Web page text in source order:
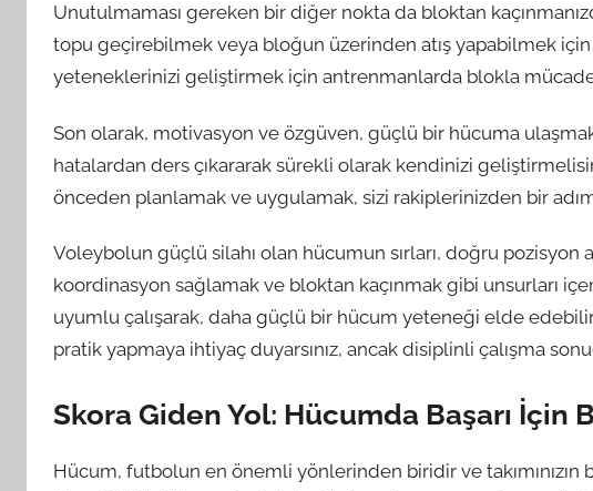
Unutulmaması gereken bir diğer nokta da bloktan
topu geçirebilmek veya bloğun üzerinden atış yapabilmek
yeteneklerinizi geliştirmek için antrenmanlarda blokla
Son olarak, motivasyon ve özgüven, güçlü bir hücuma
hatalardan ders çıkararak sürekli olarak kendinizi
önceden planlamak ve uygulamak, sizi rakiplerinizden bir adım
Voleybolun güçlü silahı olan hücumun sırları, doğru
koordinasyon sağlamak ve bloktan kaçınmak gibi unsurları
uyumlu çalışarak, daha güçlü bir hücum yeteneği elde
pratik yapmaya ihtiyaç duyarsınız, ancak disiplinli çalışma
Skora Giden Yol: Hücumda Başarı İçin
Hücum, futbolun en önemli yönlerinden biridir ve takımınızın